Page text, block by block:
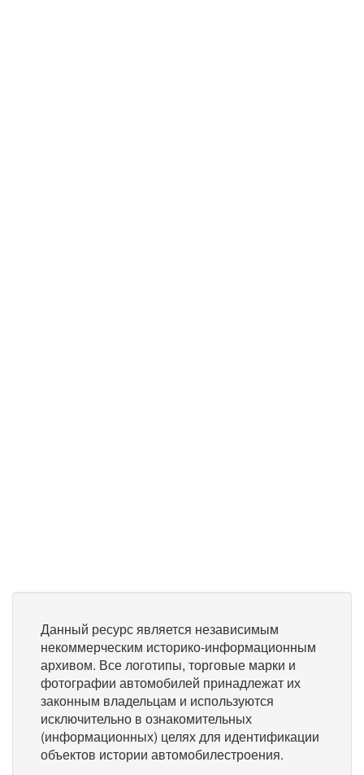
Данный ресурс является независимым
некоммерческим историко-информационным
архивом. Все логотипы, торговые марки и
фотографии автомобилей принадлежат их
законным владельцам и используются
исключительно в ознакомительных
(информационных) целях для идентификации
объектов истории автомобилестроения.